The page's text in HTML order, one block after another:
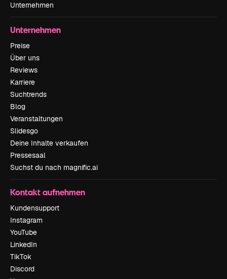
Unternehmen
Unternehmen
Preise
Über uns
Reviews
Karriere
Suchtrends
Blog
Veranstaltungen
Slidesgo
Deine Inhalte verkaufen
Pressesaal
Suchst du nach magnific.ai
Kontakt aufnehmen
Kundensupport
Instagram
YouTube
LinkedIn
TikTok
Discord